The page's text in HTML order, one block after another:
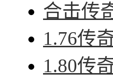
合击传
1.76传
1.80传